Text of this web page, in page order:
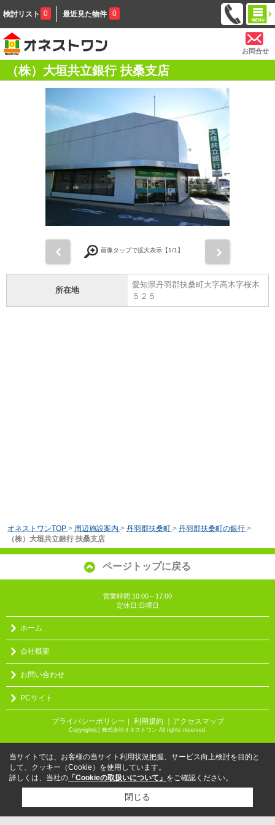
検討リスト 0 最近見た物件 0
お問合せ
（株）大垣共立銀行 扶桑支店
画像タップで拡大表示【1/1】
所在地
愛知県丹羽郡扶桑町大字高木字桜木
５２５
オネストワンTOP > 周辺施設案内 > 丹羽郡扶桑町 > 丹羽郡扶桑町の銀行 >
（株）大垣共立銀行 扶桑支店
ページトップに戻る
営業時間:10:00～17:00
定休日:日曜日
ホーム
会社概要
お問い合わせ
PCサイト
プライバシーポリシー ｜ 利用規約 ｜アクセスマップ
Copyright(c) 株式会社オネストワン All rights reserved.
当サイトでは、お客様の当サイト利用状況把握、サービス向上検討を目的と
して、クッキー（Cookie）を使用しています。
詳しくは、当社の 「Cookieの取扱いについて」 をご確認ください。
閉じる